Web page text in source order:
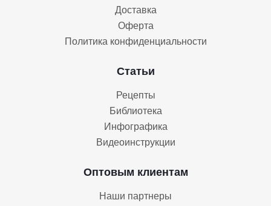
Доставка
Оферта
Политика конфиденциальности
Статьи
Рецепты
Библиотека
Инфографика
Видеоинструкции
Оптовым клиентам
Наши партнеры